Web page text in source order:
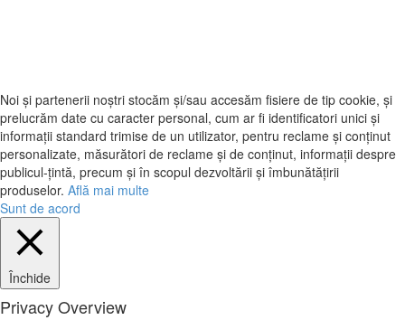
Noi și partenerii noștri stocăm și/sau accesăm fisiere de tip cookie, și
prelucrăm date cu caracter personal, cum ar fi identificatori unici și
informații standard trimise de un utilizator, pentru reclame și conținut
personalizate, măsurători de reclame și de conținut, informații despre
publicul-țintă, precum și în scopul dezvoltării și îmbunătățirii
produselor. Află mai multe
Sunt de acord
Închide
Privacy Overview